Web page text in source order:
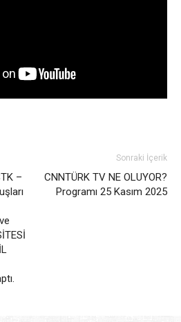
–
Sonraki İçerik
CNNTÜRK TV NE OLUYOR?
Programı 25 Kasım 2025